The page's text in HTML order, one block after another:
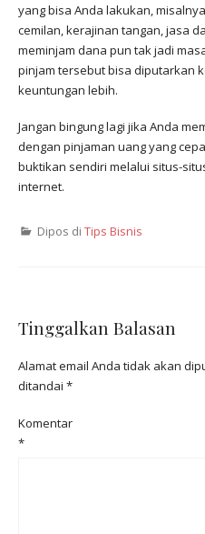
yang bisa Anda lakukan,
cemilan, kerajinan tangan, jasa
meminjam dana pun tak jadi
pinjam tersebut bisa diputarkan
keuntungan lebih.
Jangan bingung lagi jika Anda
dengan pinjaman uang yang
buktikan sendiri melalui situs-
internet.
Dipos di Tips Bisnis
Tinggalkan Balasan
Alamat email Anda tidak akan
ditandai *
Komentar
*